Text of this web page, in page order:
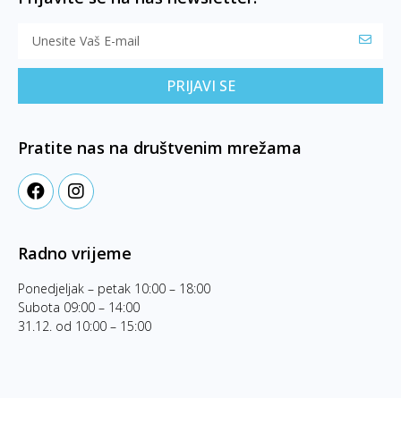
PRIJAVI SE
Pratite nas na društvenim mrežama
Radno vrijeme
Ponedjeljak – petak 10:00 – 18:00
Subota 09:00 – 14:00
31.12. od 10:00 – 15:00